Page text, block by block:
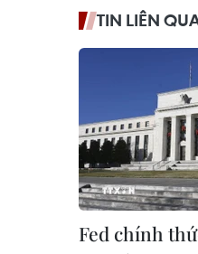
TIN LIÊN
Fed chính